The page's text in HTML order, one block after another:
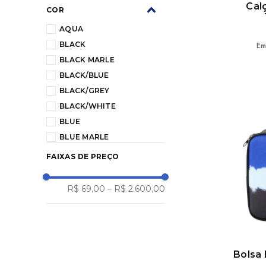
COR
AQUA
BLACK
BLACK MARLE
BLACK/BLUE
BLACK/GREY
BLACK/WHITE
BLUE
BLUE MARLE
BONE
CHARCOAL GREY
06
08
14
4/PP
3G
8
FAIXAS DE PREÇO
R$ 69,00 – R$ 2.600,00
Bolsa